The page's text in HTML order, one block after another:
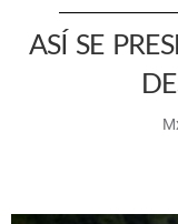
ASÍ SE